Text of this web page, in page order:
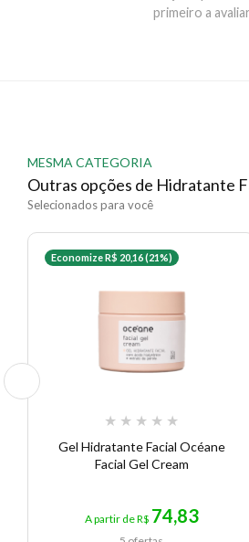
Aplicar uma ou duas vezes ao dia
✨ Descrição gerada por IA a partir de dados
primeiro a
MESMA CATEGORIA
Outras opções de Hidratante
Selecionados para você
Economize R$ 20,16 (21%)
★ ★ ★ ★ ★
Gel Hidratante Facial Océane
Facial Gel Cream
A partir de R$ 74,83